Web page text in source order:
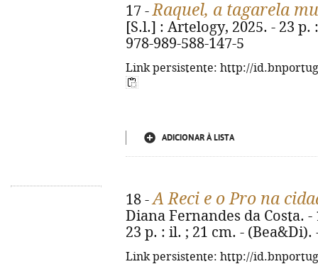
17 -Raquel, a tagarela
[S.l.] : Artelogy, 2025. - 23 p.
978-989-588-147-5
Link persistente: http://
ADICIONAR À LISTA
18 -A Reci e o Pro na
Diana Fernandes da Costa.
23 p. : il. ; 21 cm. - (Bea&Di).
Link persistente: http://